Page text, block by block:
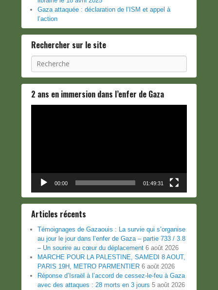
Gaza attaquée : déclaration de l’ISM et appel à
l’action
Rechercher sur le site
Recherche
2 ans en immersion dans l’enfer de Gaza
00:00 01:49:31
Articles récents
Témoignages de Gazaouis : La survie qui s’organise
au jour le jour dans l’enfer de Gaza – partie 733 / 3.8
– Un sourire au cœur du déplacement 6 août 2026
MARCHE POUR LA PALESTINE, SAMEDI 8 AOUT,
PARIS 19H, METRO PARMENTIER 6 août 2026
Réponse d’Israël à l’accord de cessez-le-feu à Gaza
avec des attaques : 28 morts en 3 jours 5 août 2026